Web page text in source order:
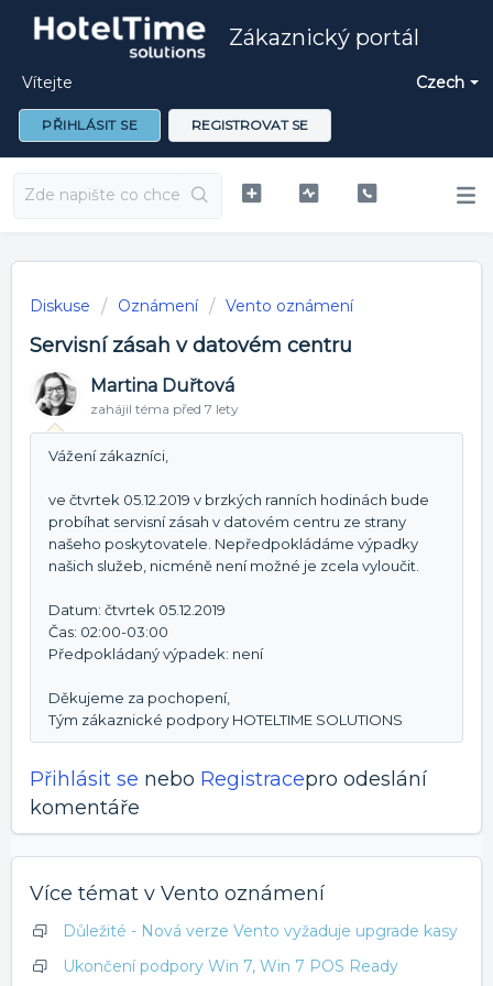
Zákaznický portál
Czech
Vítejte
PŘIHLÁSIT SE REGISTROVAT SE
Diskuse Oznámení Vento oznámení
Servisní zásah v datovém centru
Martina Duřtová
zahájil téma před 7 lety
Vážení zákazníci,
ve čtvrtek 05.12.2019 v brzkých ranních hodinách bude
probíhat servisní zásah v datovém centru ze strany
našeho poskytovatele. Nepředpokládáme výpadky
našich služeb, nicméně není možné je zcela vyloučit.
Datum: čtvrtek 05.12.2019
Čas: 02:00-03:00
Předpokládaný výpadek: není
Děkujeme za pochopení,
Tým zákaznické podpory HOTELTIME SOLUTIONS
Přihlásit se nebo Registracepro odeslání
komentáře
Více témat v Vento oznámení
Důležité - Nová verze Vento vyžaduje upgrade kasy
Ukončení podpory Win 7, Win 7 POS Ready